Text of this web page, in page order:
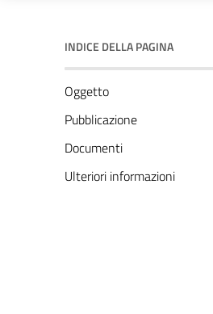
INDICE DELLA PAGINA
Oggetto
Pubblicazione
Documenti
Ulteriori informazioni